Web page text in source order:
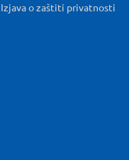
Izjava o zaštiti privatnosti